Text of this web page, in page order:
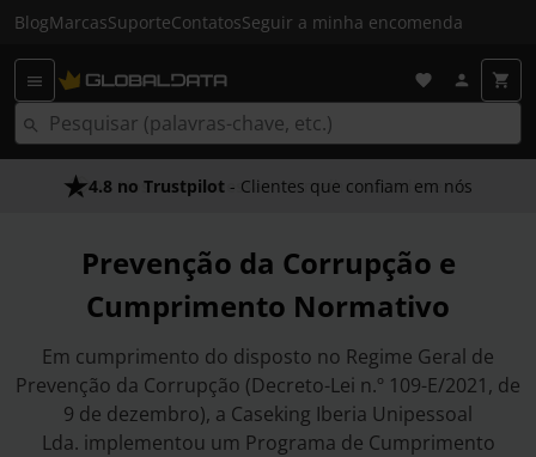
BlogMarcasSuporteContatosSeguir a minha encomenda
As Nossas Promessas- O melhor atendimento
4.8 no Trustpilot - Clientes que confiam em nós
Prevenção da Corrupção e
Cumprimento Normativo
Em cumprimento do disposto no Regime Geral de
Prevenção da Corrupção (Decreto-Lei n.º 109-E/2021, de
9 de dezembro), a Caseking Iberia Unipessoal
Lda. implementou um Programa de Cumprimento